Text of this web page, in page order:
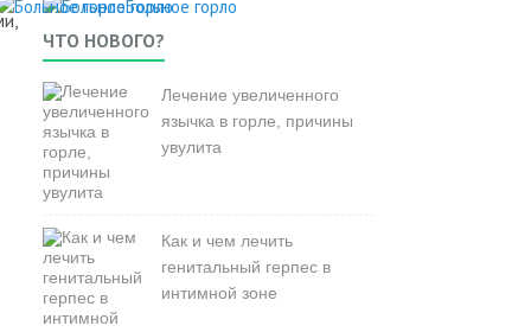
Больное горло
ЧТО НОВОГО?
Лечение увеличенного
язычка в горле, причины
увулита
Как и чем лечить
генитальный герпес в
интимной зоне